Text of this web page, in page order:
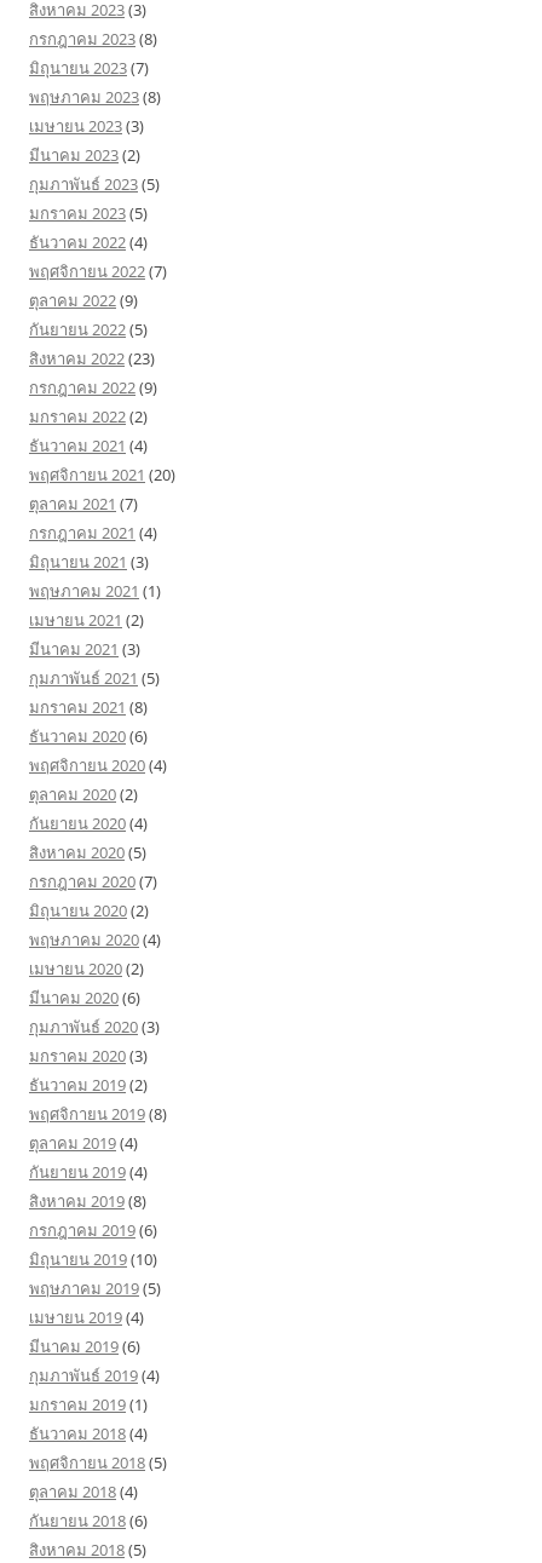
สิงหาคม 2023(3)
กรกฎาคม 2023(8)
มิถุนายน 2023(7)
พฤษภาคม 2023(8)
เมษายน 2023(3)
มีนาคม 2023(2)
กุมภาพันธ์ 2023(5)
มกราคม 2023(5)
ธันวาคม 2022(4)
พฤศจิกายน 2022(7)
ตุลาคม 2022(9)
กันยายน 2022(5)
สิงหาคม 2022(23)
กรกฎาคม 2022(9)
มกราคม 2022(2)
ธันวาคม 2021 (4)
พฤศจิกายน 2021 (20)
ตุลาคม 2021 (7)
กรกฎาคม 2021 (4)
มิถุนายน 2021 (3)
พฤษภาคม 2021 (1)
เมษายน 2021 (2)
มีนาคม 2021 (3)
กุมภาพันธ์ 2021 (5)
มกราคม 2021 (8)
ธันวาคม 2020(6)
พฤศจิกายน 2020(4)
ตุลาคม 2020(2)
กันยายน 2020(4)
สิงหาคม 2020(5)
กรกฎาคม 2020(7)
มิถุนายน 2020(2)
พฤษภาคม 2020(4)
เมษายน 2020(2)
มีนาคม 2020(6)
กุมภาพันธ์ 2020(3)
มกราคม 2020(3)
ธันวาคม 2019(2)
พฤศจิกายน 2019(8)
ตุลาคม 2019(4)
กันยายน 2019(4)
สิงหาคม 2019(8)
กรกฎาคม 2019(6)
มิถุนายน 2019(10)
พฤษภาคม 2019(5)
เมษายน 2019(4)
มีนาคม 2019(6)
กุมภาพันธ์ 2019(4)
มกราคม 2019(1)
ธันวาคม 2018(4)
พฤศจิกายน 2018(5)
ตุลาคม 2018(4)
กันยายน 2018(6)
สิงหาคม 2018(5)